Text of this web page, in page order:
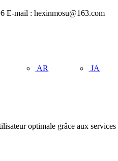
E-mail : hexinmosu@163.com
AR JA
optimale grâce aux